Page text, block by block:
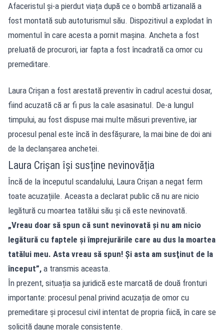
Afaceristul și-a pierdut viața după ce o bombă artizanală a
fost montată sub autoturismul său. Dispozitivul a explodat în
momentul în care acesta a pornit mașina. Ancheta a fost
preluată de procurori, iar fapta a fost încadrată ca omor cu
premeditare.
Laura Crișan a fost arestată preventiv în cadrul acestui dosar,
fiind acuzată că ar fi pus la cale asasinatul. De-a lungul
timpului, au fost dispuse mai multe măsuri preventive, iar
procesul penal este încă în desfășurare, la mai bine de doi ani
de la declanșarea anchetei.
Laura Crișan își susține nevinovăția
Încă de la începutul scandalului, Laura Crișan a negat ferm
toate acuzațiile. Aceasta a declarat public că nu are nicio
legătură cu moartea tatălui său și că este nevinovată.
„Vreau doar să spun că sunt nevinovată şi nu am nicio
legătură cu faptele şi împrejurările care au dus la moartea
tatălui meu. Asta vreau să spun! Şi asta am susţinut de la
început”, a transmis aceasta.
În prezent, situația sa juridică este marcată de două fronturi
importante: procesul penal privind acuzația de omor cu
premeditare și procesul civil intentat de propria fiică, în care se
solicită daune morale consistente.